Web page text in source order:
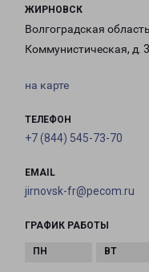
ЖИРНОВСК
Волгоградская
Коммунистическая, д.
на карте
ТЕЛЕФОН
+7 (844) 545-73-70
EMAIL
jirnovsk-fr@pecom.ru
ГРАФИК РАБОТЫ